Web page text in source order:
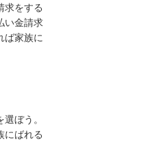
求をする
い金請求
ば家族に
ぼう。
にばれる